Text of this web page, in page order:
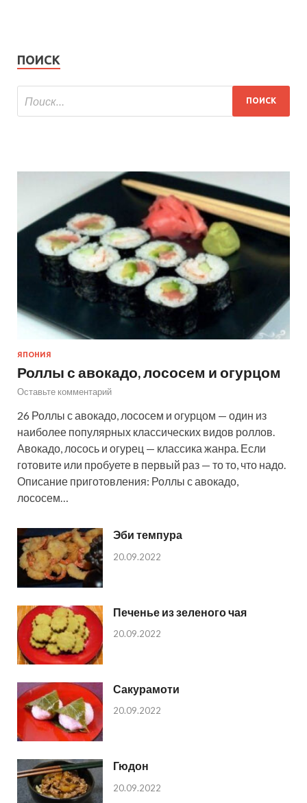
ПОИСК
ЯПОНИЯ
Роллы с авокадо, лососем и огурцом
Оставьте комментарий
26 Роллы с авокадо, лососем и огурцом — один из
наиболее популярных классических видов роллов.
Авокадо, лосось и огурец — классика жанра. Если
готовите или пробуете в первый раз — то то, что надо.
Описание приготовления: Роллы с авокадо,
лососем…
Эби темпура
20.09.2022
Печенье из зеленого чая
20.09.2022
Сакурамоти
20.09.2022
Гюдон
20.09.2022